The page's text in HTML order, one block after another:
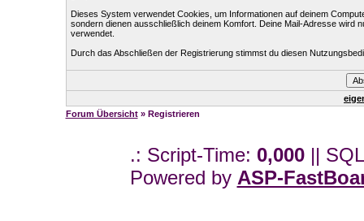
Dieses System verwendet Cookies, um Informationen auf deinem
sondern dienen ausschließlich deinem Komfort. Deine Mail-Adresse wird
verwendet.
Durch das Abschließen der Registrierung stimmst du diesen
Forum Übersicht» Registrieren
.: Script-Time: 0,000||
Powered by ASP-